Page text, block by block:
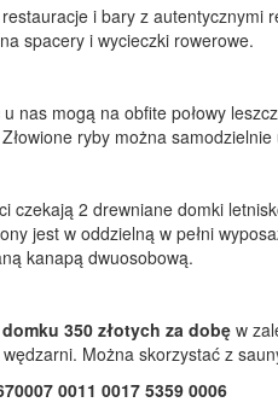
i bary z autentycznymi
spacery i wycieczki rowerowe.
nas mogą na obfite połowy
ryby można
czekają 2 drewniane domki
jest w oddzielną w pełni
kanapą dwuosobową.
350 złotych za dobę w
wędzarni. Można skorzystać z
0011 0017 5359 0006